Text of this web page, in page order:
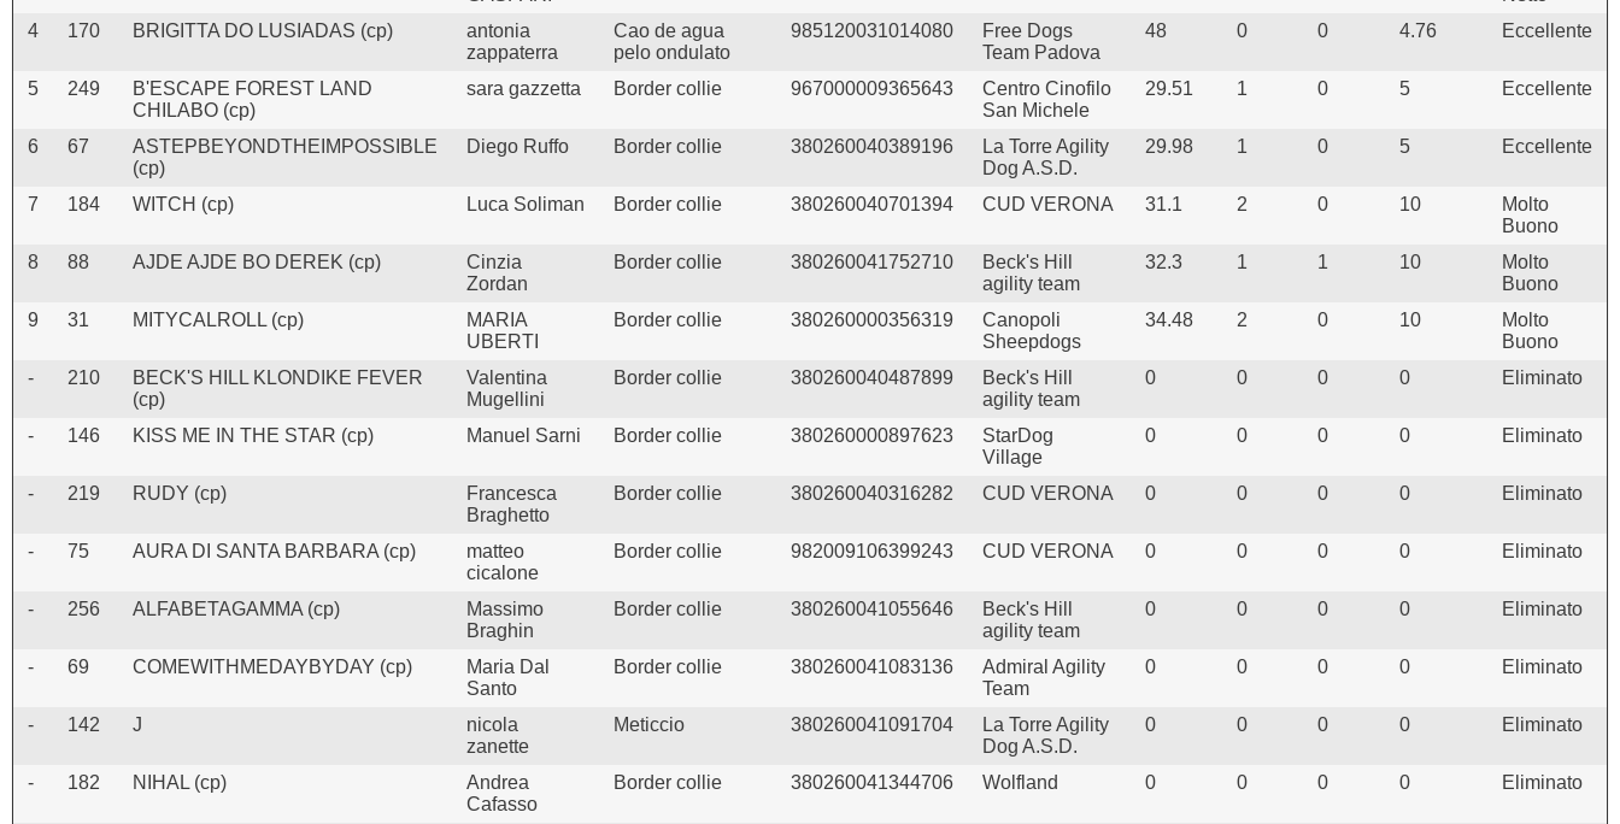
4
170 BRIGITTA DO LUSIADAS (cp)
antonia
zappaterra
Cao de agua
pelo ondulato
985120031014080
Free Dogs
Team Padova
48 0 0 4.76 Eccellente
5 249
B'ESCAPE FOREST LAND
CHILABO (cp)
sara gazzetta Border collie 967000009365643
Centro Cinofilo
San Michele
29.51 1 0 5 Eccellente
6 67
ASTEPBEYONDTHEIMPOSSIBLE
(cp)
Diego Ruffo Border collie 380260040389196
La Torre Agility
Dog A.S.D.
29.98 1 0 5 Eccellente
7 184 WITCH (cp) Luca Soliman Border collie 380260040701394 CUD VERONA 31.1 2 0 10
Molto
Buono
8
88 AJDE AJDE BO DEREK (cp)
Cinzia
Zordan
Border collie 380260041752710
Beck's Hill
agility team
32.3 1 1 10
Molto
Buono
9
31 MITYCALROLL (cp)
MARIA
UBERTI
Border collie 380260000356319
Canopoli
Sheepdogs
34.48 2 0 10
Molto
Buono
-
210
BECK'S HILL KLONDIKE FEVER
(cp)
Valentina
Mugellini
Border collie 380260040487899
Beck's Hill
agility team
0 0 0 0 Eliminato
- 146 KISS ME IN THE STAR (cp) Manuel Sarni Border collie 380260000897623
StarDog
Village
0 0 0 0 Eliminato
- 219 RUDY (cp)
Francesca
Braghetto
Border collie 380260040316282 CUD VERONA 0 0 0 0 Eliminato
- 75 AURA DI SANTA BARBARA (cp)
matteo
cicalone
Border collie 982009106399243 CUD VERONA 0 0 0 0 Eliminato
- 256 ALFABETAGAMMA (cp)
Massimo
Braghin
Border collie 380260041055646
Beck's Hill
agility team
0 0 0 0 Eliminato
- 69 COMEWITHMEDAYBYDAY (cp)
Maria Dal
Santo
Border collie 380260041083136
Admiral Agility
Team
0 0 0 0 Eliminato
- 142 J
nicola
zanette
Meticcio 380260041091704
La Torre Agility
Dog A.S.D.
0 0 0 0 Eliminato
- 182 NIHAL (cp)
Andrea
Cafasso
Border collie 380260041344706 Wolfland 0 0 0 0 Eliminato